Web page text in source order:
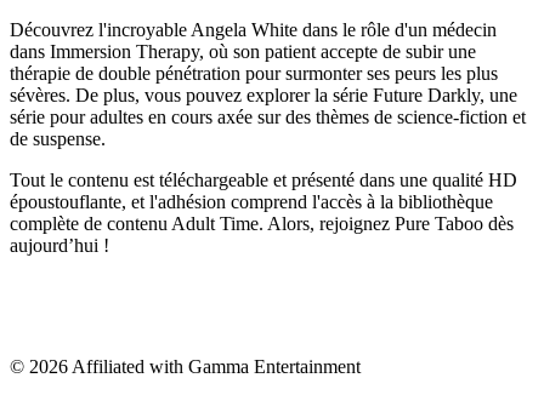
Découvrez l'incroyable Angela White dans le rôle d'un médecin
dans Immersion Therapy, où son patient accepte de subir une
thérapie de double pénétration pour surmonter ses peurs les plus
sévères. De plus, vous pouvez explorer la série Future Darkly, une
série pour adultes en cours axée sur des thèmes de science-fiction et
de suspense.
Tout le contenu est téléchargeable et présenté dans une qualité HD
époustouflante, et l'adhésion comprend l'accès à la bibliothèque
complète de contenu Adult Time. Alors, rejoignez Pure Taboo dès
aujourd’hui !
© 2026 Affiliated with Gamma Entertainment